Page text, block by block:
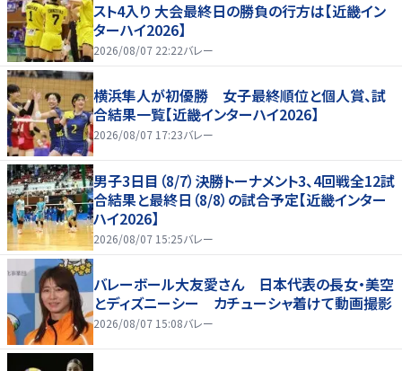
スト4入り 大会最終日の勝負の行方は【近畿イン
ターハイ2026】
2026/08/07 22:22バレー
横浜隼人が初優勝 女子最終順位と個人賞、試
合結果一覧【近畿インターハイ2026】
2026/08/07 17:23バレー
男子3日目（8/7）決勝トーナメント3、4回戦全12試
合結果と最終日（8/8）の試合予定【近畿インター
ハイ2026】
2026/08/07 15:25バレー
バレーボール大友愛さん 日本代表の長女・美空
とディズニーシー カチューシャ着けて動画撮影
2026/08/07 15:08バレー